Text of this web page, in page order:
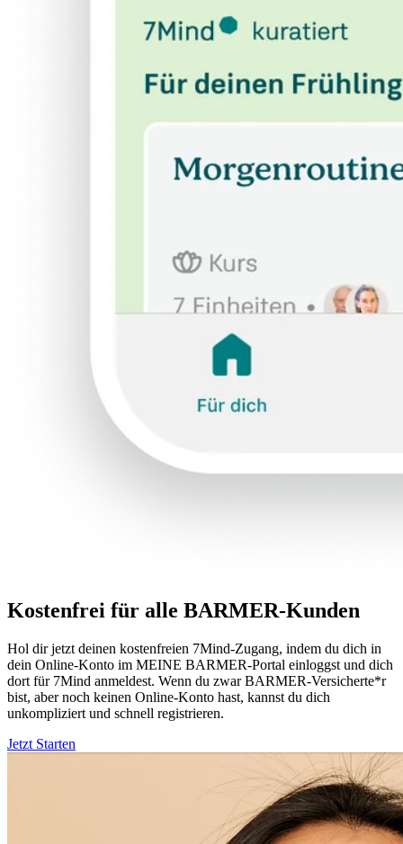
Kostenfrei für alle BARMER-Kunden
Hol dir jetzt deinen kostenfreien 7Mind-Zugang, indem du dich in
dein Online-Konto im MEINE BARMER-Portal einloggst und dich
dort für 7Mind anmeldest. Wenn du zwar BARMER-Versicherte*r
bist, aber noch keinen Online-Konto hast, kannst du dich
unkompliziert und schnell registrieren.
Jetzt Starten